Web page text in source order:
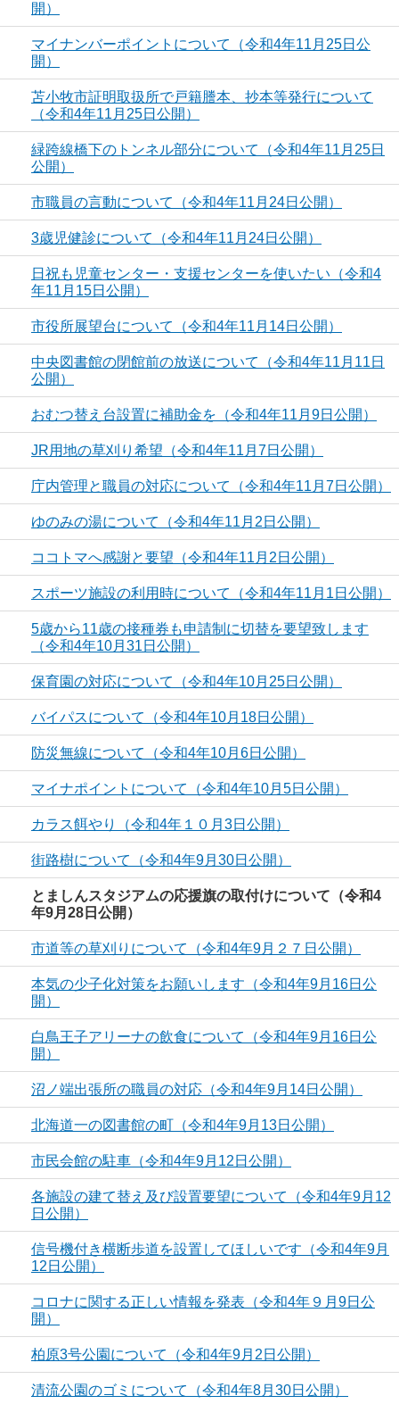
開）
マイナンバーポイントについて（令和4年11月25日公
開）
苫小牧市証明取扱所で戸籍謄本、抄本等発行について
（令和4年11月25日公開）
緑跨線橋下のトンネル部分について（令和4年11月25日
公開）
市職員の言動について（令和4年11月24日公開）
3歳児健診について（令和4年11月24日公開）
日祝も児童センター・支援センターを使いたい（令和4
年11月15日公開）
市役所展望台について（令和4年11月14日公開）
中央図書館の閉館前の放送について（令和4年11月11日
公開）
おむつ替え台設置に補助金を（令和4年11月9日公開）
JR用地の草刈り希望（令和4年11月7日公開）
庁内管理と職員の対応について（令和4年11月7日公開）
ゆのみの湯について（令和4年11月2日公開）
ココトマへ感謝と要望（令和4年11月2日公開）
スポーツ施設の利用時について（令和4年11月1日公開）
5歳から11歳の接種券も申請制に切替を要望致します
（令和4年10月31日公開）
保育園の対応について（令和4年10月25日公開）
バイパスについて（令和4年10月18日公開）
防災無線について（令和4年10月6日公開）
マイナポイントについて（令和4年10月5日公開）
カラス餌やり（令和4年１０月3日公開）
街路樹について（令和4年9月30日公開）
とましんスタジアムの応援旗の取付けについて（令和4
年9月28日公開）
市道等の草刈りについて（令和4年9月２７日公開）
本気の少子化対策をお願いします（令和4年9月16日公
開）
白鳥王子アリーナの飲食について（令和4年9月16日公
開）
沼ノ端出張所の職員の対応（令和4年9月14日公開）
北海道一の図書館の町（令和4年9月13日公開）
市民会館の駐車（令和4年9月12日公開）
各施設の建て替え及び設置要望について（令和4年9月12
日公開）
信号機付き横断歩道を設置してほしいです（令和4年9月
12日公開）
コロナに関する正しい情報を発表（令和4年９月9日公
開）
柏原3号公園について（令和4年9月2日公開）
清流公園のゴミについて（令和4年8月30日公開）